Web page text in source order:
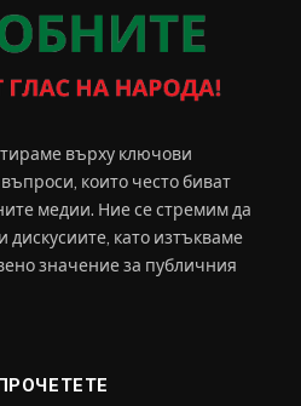
върху ключови
които често биват
медии. Ние се стремим да
като изтъкваме
значение за публичния